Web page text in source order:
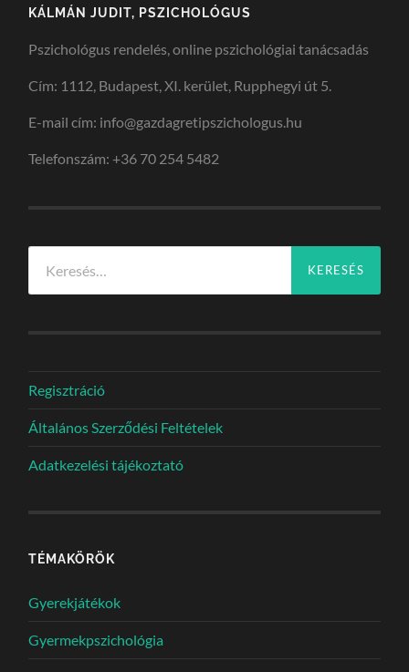
KÁLMÁN JUDIT, PSZICHOLÓGUS
Pszichológus rendelés, online pszichológiai tanácsadás
Cím: 1112, Budapest, XI. kerület, Rupphegyi út 5.
E-mail cím: info@gazdagretipszichologus.hu
Telefonszám: +36 70 254 5482
Regisztráció
Általános Szerződési Feltételek
Adatkezelési tájékoztató
TÉMAKÖRÖK
Gyerekjátékok
Gyermekpszichológia